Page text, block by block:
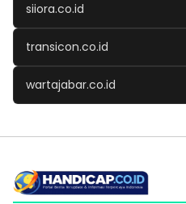
siiora.co.id
transicon.co.id
wartajabar.co.id